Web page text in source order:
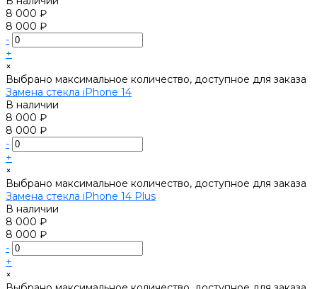
8 000 ₽
8 000 ₽
-
+
×
Выбрано максимальное количество, доступное для заказа
Замена стекла iPhone 14
В наличии
8 000 ₽
8 000 ₽
-
+
×
Выбрано максимальное количество, доступное для заказа
Замена стекла iPhone 14 Plus
В наличии
8 000 ₽
8 000 ₽
-
+
×